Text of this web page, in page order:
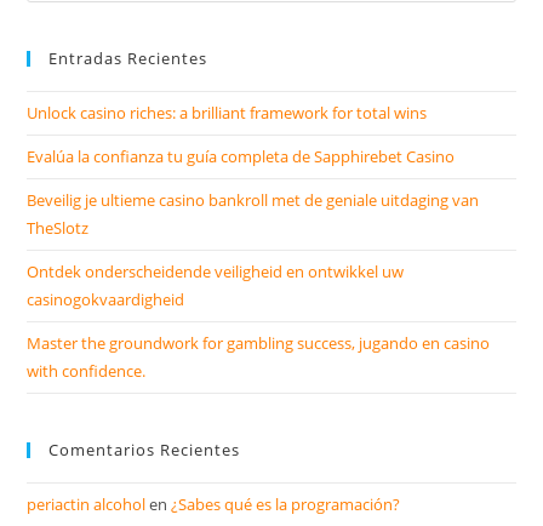
Entradas Recientes
Unlock casino riches: a brilliant framework for total wins
Evalúa la confianza tu guía completa de Sapphirebet Casino
Beveilig je ultieme casino bankroll met de geniale uitdaging van
TheSlotz
Ontdek onderscheidende veiligheid en ontwikkel uw
casinogokvaardigheid
Master the groundwork for gambling success, jugando en casino
with confidence.
Comentarios Recientes
periactin alcoholen¿Sabes qué es la programación?